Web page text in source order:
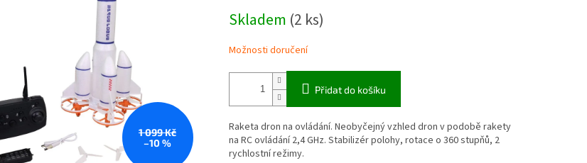
1 099 Kč
–10 %
cena:
Skladem (2 ks)
Možnosti doručení
Přidat do košíku
Raketa dron na ovládání. Neobyčejný vzhled dron v podobě rakety
na RC ovládání 2,4 GHz. Stabilizér polohy, rotace o 360 stupňů, 2
rychlostní režimy.